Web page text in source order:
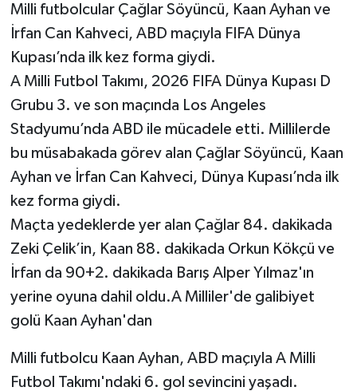
Milli futbolcular Çağlar Söyüncü, Kaan Ayhan ve
İrfan Can Kahveci, ABD maçıyla FIFA Dünya
Kupası’nda ilk kez forma giydi.
A Milli Futbol Takımı, 2026 FIFA Dünya Kupası D
Grubu 3. ve son maçında Los Angeles
Stadyumu’nda ABD ile mücadele etti. Millilerde
bu müsabakada görev alan Çağlar Söyüncü, Kaan
Ayhan ve İrfan Can Kahveci, Dünya Kupası’nda ilk
kez forma giydi.
Maçta yedeklerde yer alan Çağlar 84. dakikada
Zeki Çelik’in, Kaan 88. dakikada Orkun Kökçü ve
İrfan da 90+2. dakikada Barış Alper Yılmaz'ın
yerine oyuna dahil oldu.A Milliler'de galibiyet
golü Kaan Ayhan'dan
Milli futbolcu Kaan Ayhan, ABD maçıyla A Milli
Futbol Takımı'ndaki 6. gol sevincini yaşadı.